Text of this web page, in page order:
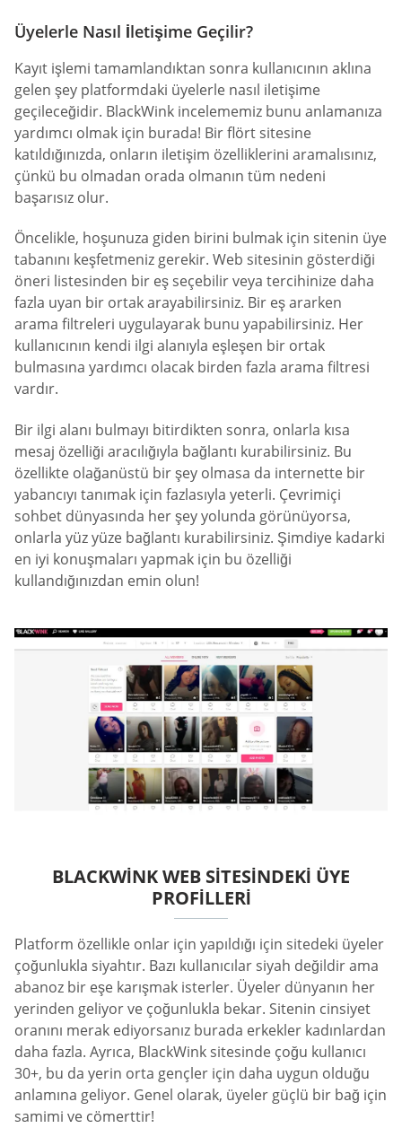
Üyelerle Nasıl İletişime Geçilir?
Kayıt işlemi tamamlandıktan sonra kullanıcının aklına
gelen şey platformdaki üyelerle nasıl iletişime
geçileceğidir. BlackWink incelememiz bunu anlamanıza
yardımcı olmak için burada! Bir flört sitesine
katıldığınızda, onların iletişim özelliklerini aramalısınız,
çünkü bu olmadan orada olmanın tüm nedeni
başarısız olur.
Öncelikle, hoşunuza giden birini bulmak için sitenin üye
tabanını keşfetmeniz gerekir. Web sitesinin gösterdiği
öneri listesinden bir eş seçebilir veya tercihinize daha
fazla uyan bir ortak arayabilirsiniz. Bir eş ararken
arama filtreleri uygulayarak bunu yapabilirsiniz. Her
kullanıcının kendi ilgi alanıyla eşleşen bir ortak
bulmasına yardımcı olacak birden fazla arama filtresi
vardır.
Bir ilgi alanı bulmayı bitirdikten sonra, onlarla kısa
mesaj özelliği aracılığıyla bağlantı kurabilirsiniz. Bu
özellikte olağanüstü bir şey olmasa da internette bir
yabancıyı tanımak için fazlasıyla yeterli. Çevrimiçi
sohbet dünyasında her şey yolunda görünüyorsa,
onlarla yüz yüze bağlantı kurabilirsiniz. Şimdiye kadarki
en iyi konuşmaları yapmak için bu özelliği
kullandığınızdan emin olun!
BLACKWINK WEB SITESINDEKI ÜYE
PROFILLERI
Platform özellikle onlar için yapıldığı için sitedeki üyeler
çoğunlukla siyahtır. Bazı kullanıcılar siyah değildir ama
abanoz bir eşe karışmak isterler. Üyeler dünyanın her
yerinden geliyor ve çoğunlukla bekar. Sitenin cinsiyet
oranını merak ediyorsanız burada erkekler kadınlardan
daha fazla. Ayrıca, BlackWink sitesinde çoğu kullanıcı
30+, bu da yerin orta gençler için daha uygun olduğu
anlamına geliyor. Genel olarak, üyeler güçlü bir bağ için
samimi ve cömerttir!